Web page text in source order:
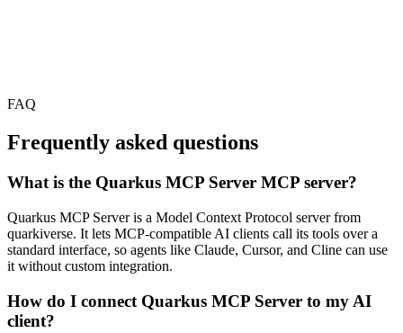
FAQ
Frequently asked questions
What is the Quarkus MCP Server MCP server?
Quarkus MCP Server is a Model Context Protocol server from
quarkiverse. It lets MCP-compatible AI clients call its tools over a
standard interface, so agents like Claude, Cursor, and Cline can use
it without custom integration.
How do I connect Quarkus MCP Server to my AI
client?